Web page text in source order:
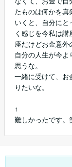
たものは何かを真
いくと、自分にと
く感じを今私は
座だけどお金意外
自分の人生が今よ
思うな。
一緒に受けて、お
りたいな。
↑
難しかったです。